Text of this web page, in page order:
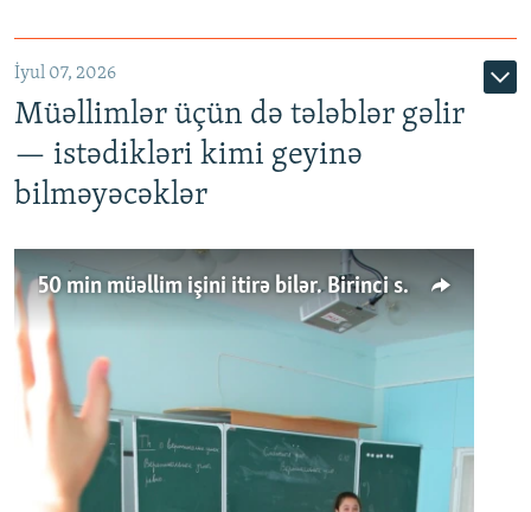
İyul 07, 2026
Müəllimlər üçün də tələblər gəlir
— istədikləri kimi geyinə
bilməyəcəklər
50 min müəllim işini itirə bilər. Birinci sinfə gedənlər azalır